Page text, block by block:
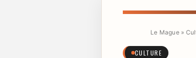
Le Mague»
CULTURE